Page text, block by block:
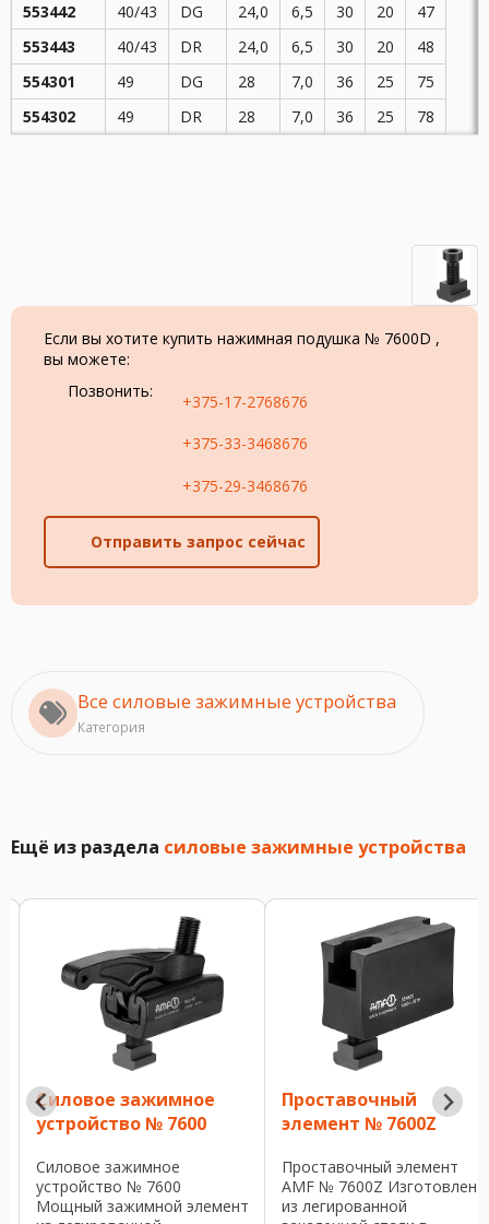
553442
40/43 DG 24,0 6,5 30 20
47
553443
40/43 DR 24,0 6,5 30 20
48
554301
49 DG 28 7,0 36 25
75
554302
49 DR 28 7,0 36 25 78
Если вы хотите купить нажимная подушка № 7600D ,
вы можете:
Позвонить:
+375-17-2768676
+375-33-3468676
+375-29-3468676
Отправить запрос сейчас
Все силовые зажимные устройства
Категория
Ещё из раздела силовые зажимные устройства
зажимное
№ 7600
№ 7600
элемент
Проставочный
элемент № 7600Z
Проставочный элемент
AMF № 7600Z Изготовлен
из легированной
AMF №